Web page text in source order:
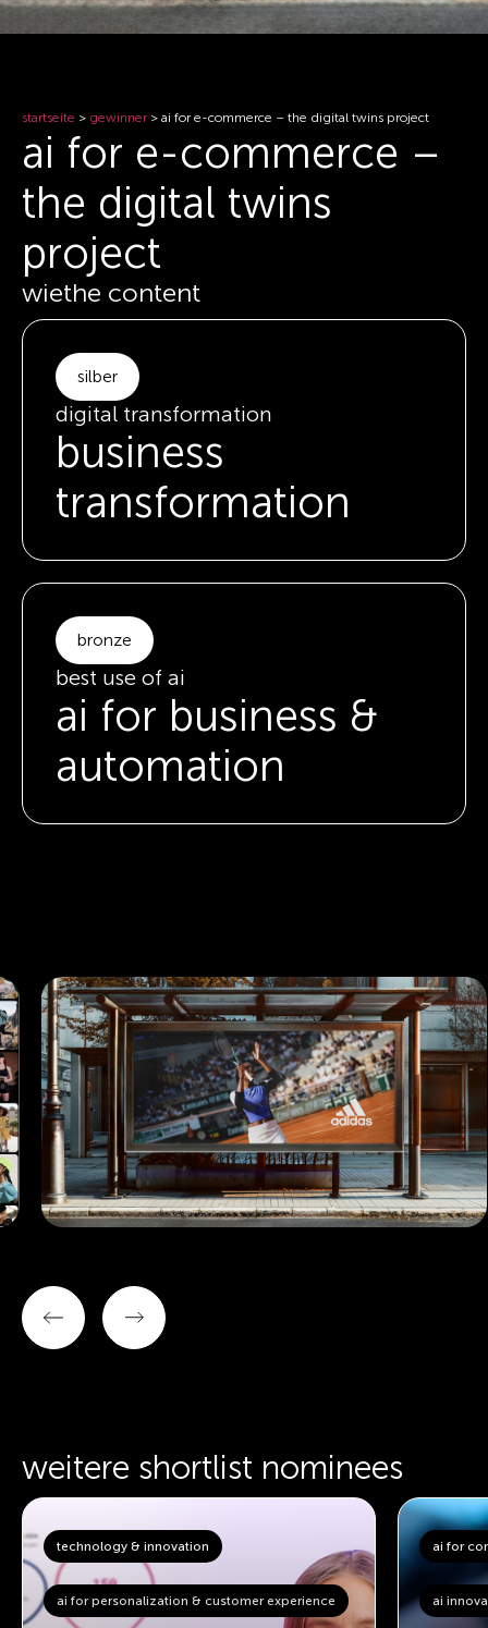
startseite > gewinner> ai for e-commerce – the digital twins project
ai for e-commerce –
the digital twins
project
wiethe content
silber
digital transformation
business
transformation
bronze
best use of ai
ai for business &
automation
weitere shortlist nominees
technology & innovation
ai for personalization & customer experience
ai for
ai